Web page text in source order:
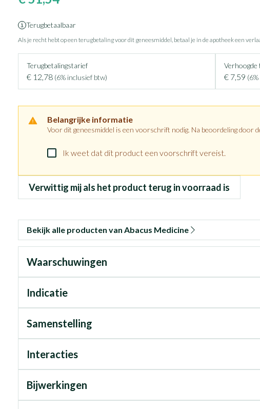
Terugbetaalbaar
Als je recht hebt op een terugbetaling voor dit geneesmiddel, betaal je in de apotheek een
Terugbetalingstarief
€ 12,78 (6% inclusief btw)
Verhoogde
€ 7,59
Belangrijke informatie
Voor dit geneesmiddel is een voorschrift nodig. Na beoordeling door
Ik weet dat dit product een voorschrift vereist.
Verwittig mij als het product terug in voorraad is
Bekijk alle producten van Abacus Medicine
Waarschuwingen
Indicatie
Samenstelling
Interacties
Bijwerkingen